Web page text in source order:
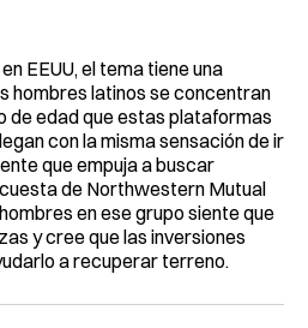
EEUU, el tema tiene una
hombres latinos se concentran
de edad que estas plataformas
con la misma sensación de ir
que empuja a buscar
de Northwestern Mutual
en ese grupo siente que
y cree que las inversiones
a recuperar terreno.